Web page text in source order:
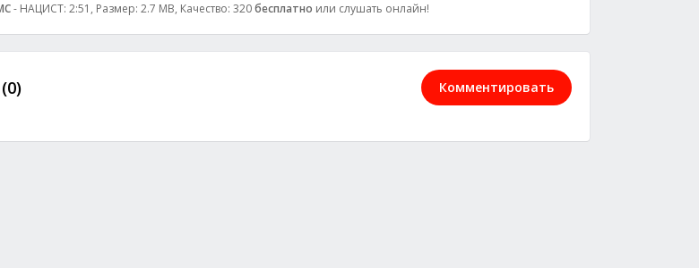
- НАЦИСТ: 2:51, Размер: 2.7 MB, Качество: 320бесплатно или слушать онлайн!
Комментировать